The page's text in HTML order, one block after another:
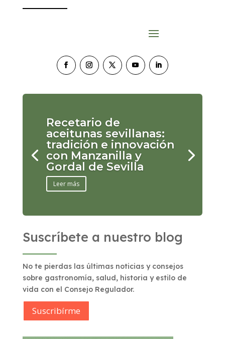
Recetario de
aceitunas sevillanas:
tradición e innovación
con Manzanilla y
Gordal de Sevilla
Leer más
Suscríbete a nuestro blog
No te pierdas las últimas noticias y consejos
sobre gastronomía, salud, historia y estilo de
vida con el Consejo Regulador.
Suscribírme